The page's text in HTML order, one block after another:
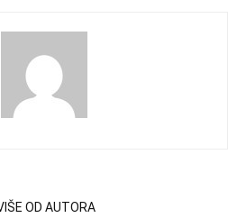
OD AUTORA